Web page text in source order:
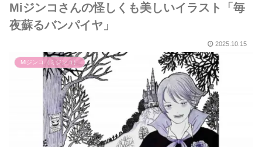
Miジンコさんの怪しくも美しいイラスト「毎
夜蘇るバンパイヤ」
2025.10.15
Miジンコ（ミジンコ）